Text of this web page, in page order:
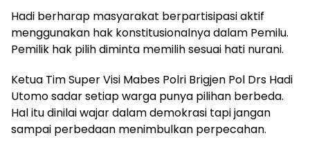
Hadi berharap masyarakat berpartisipasi aktif
menggunakan hak konstitusionalnya dalam Pemilu.
Pemilik hak pilih diminta memilih sesuai hati nurani.
Ketua Tim Super Visi Mabes Polri Brigjen Pol Drs Hadi
Utomo sadar setiap warga punya pilihan berbeda.
Hal itu dinilai wajar dalam demokrasi tapi jangan
sampai perbedaan menimbulkan perpecahan.